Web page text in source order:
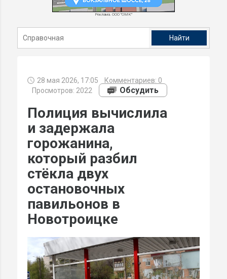
Реклама. ООО "ОМК"
28 мая 2026, 17:05 Комментариев: 0
Просмотров: 2022
Обсудить
Полиция вычислила
и задержала
горожанина,
который разбил
стёкла двух
остановочных
павильонов в
Новотроицке